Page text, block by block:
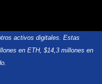
activos digitales. Estas
en ETH, $14,3 millones en